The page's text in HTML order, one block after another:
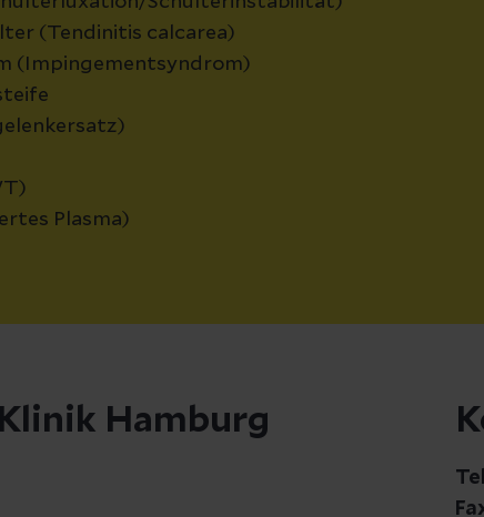
(Tendinitis calcarea)
(Impingementsyndrom)
Plasma)
Hamburg